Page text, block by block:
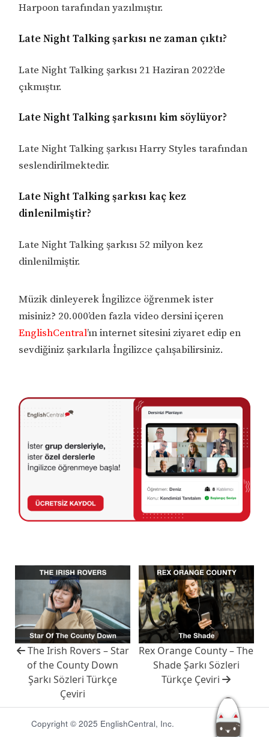
Harpoon tarafından yazılmıştır.
Late Night Talking şarkısı ne zaman çıktı?
Late Night Talking şarkısı 21 Haziran 2022’de
çıkmıştır.
Late Night Talking şarkısını kim söylüyor?
Late Night Talking şarkısı Harry Styles tarafından
seslendirilmektedir.
Late Night Talking şarkısı kaç kez
dinlenilmiştir?
Late Night Talking şarkısı 52 milyon kez
dinlenilmiştir.
Müzik dinleyerek İngilizce öğrenmek ister
misiniz? 20.000’den fazla video dersini içeren
EnglishCentral’ın internet sitesini ziyaret edip en
sevdiğiniz şarkılarla İngilizce çalışabilirsiniz.
The Irish Rovers – Star
of the County Down
Şarkı Sözleri Türkçe
Çeviri
Rex Orange County – The
Shade Şarkı Sözleri
Türkçe Çeviri
Copyright © 2025 EnglishCentral, Inc.